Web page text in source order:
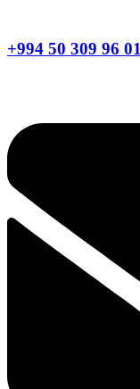
+994 50 309 96 01